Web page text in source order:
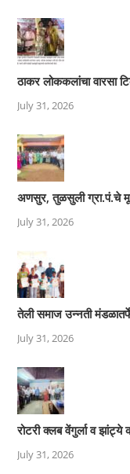
ठाकर लोककलांचा वारसा
July 31, 2026
अणसुर, तुळसुली ग्रा.पं.चे
July 31, 2026
तेली समाज उन्नती
July 31, 2026
रोटरी क्लब वेंगुर्ला व झांट्ये
July 31, 2026